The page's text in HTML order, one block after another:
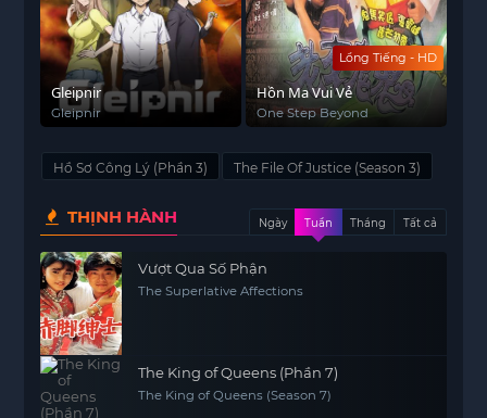
Gleipnir
Gleipnir
Lồng Tiếng - HD
Hồn Ma Vui Vẻ
One Step Beyond
Hồ Sơ Công Lý (Phần 3) The File Of Justice (Season 3)
THỊNH HÀNH Ngày Tuần Tháng Tất cả
Vượt Qua Số Phận
The Superlative Affections
The King of Queens (Phần 7)
The King of Queens (Season 7)